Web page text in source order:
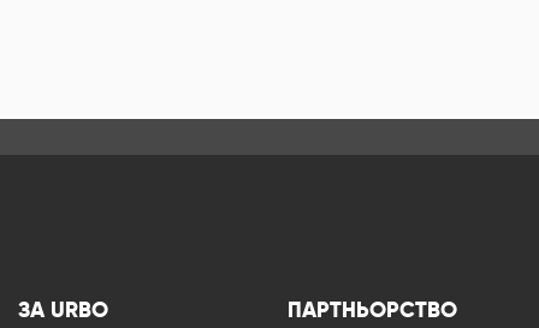
ЗА URBO ПАРТНЬОРСТВО